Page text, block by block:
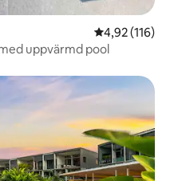
4,92 av 5 i
4,92 (116)
uppvärmd pool